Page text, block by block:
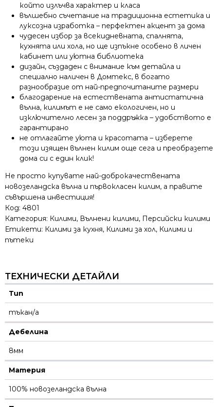
който излъчва характер и класа
вълшебно съчетание на традиционна естетика и
луксозна изработка – перфектен акцент за дома
чудесен избор за всекидневната, спалнята,
кухнята или хола, но ще изпъкне особено в личен
кабинет или уютна библиотека
дизайн, създаден с внимание към детайла и
специално наличен в Домтекс, в богато
разнообразие от най-предпочитаните размери
благодарение на естествената антистатична
вълна, килимът е не само екологичен, но и
изключително лесен за поддръжка – удобството е
гарантирано
не отлагайте уюта и красотата – изберете
този изящен вълнен килим още сега и преобразете
дома си с един клик!
Не просто купувате най-доброкачествената
новозеландска вълна и първокласен килим, а правите
съвършена инвестиция!
Код: 4801
Категория: Килими, Вълнени килими, Персийски килими
Етикети: Килими за кухня, Килими за хол, Килими и
пътеки
ТЕХНИЧЕСКИ ДЕТАЙЛИ
Тип
тъкан/а
Дебелина
8мм
Материя
100% новозеландска вълна